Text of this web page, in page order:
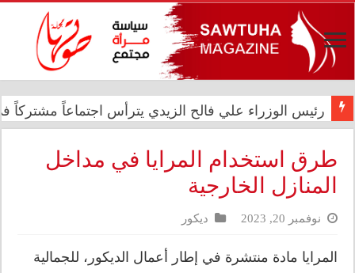
رئيس الوزراء علي فالح الزيدي يترأس اجتماعاً مشتركاً في
في الذكرى الثانية عشرة للإبادة الجماعية.. الأمم
طرق استخدام المرايا في مداخل
المنازل الخارجية
نوفمبر 20, 2023 ديكور
المرايا مادة منتشرة في إطار أعمال الديكور، للجمالية